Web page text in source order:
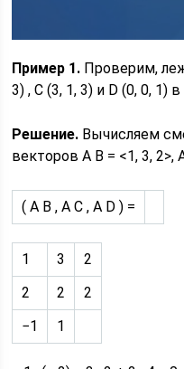
Пример 1. Проверим,
3) , C (3, 1, 3) и D (0, 0, 1)
Решение. Вычисляем
векторов A B = <1, 3, 2>,
( A B , A C , A D ) =
1 3
2
2
2
2
−1
1